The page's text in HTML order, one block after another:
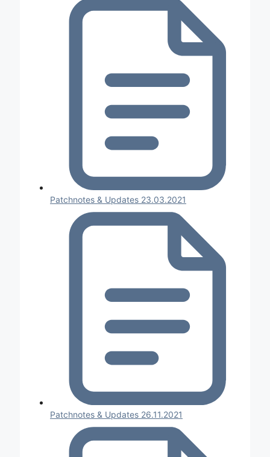
Patchnotes & Updates 23.03.2021
Patchnotes & Updates 26.11.2021